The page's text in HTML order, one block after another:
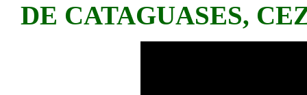
DE CATAGUASES,